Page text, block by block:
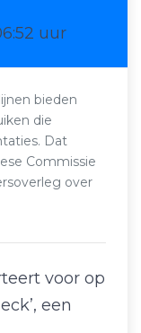
uur
bieden
die
Dat
Commissie
over
voor op
een